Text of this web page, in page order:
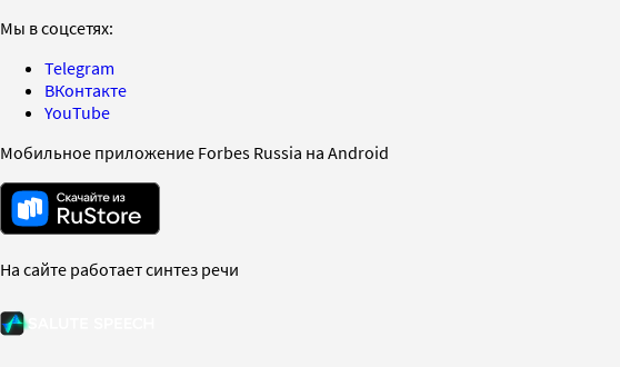
Мы в соцсетях:
Telegram
ВКонтакте
YouTube
Мобильное приложение Forbes Russia на Android
На сайте работает синтез речи